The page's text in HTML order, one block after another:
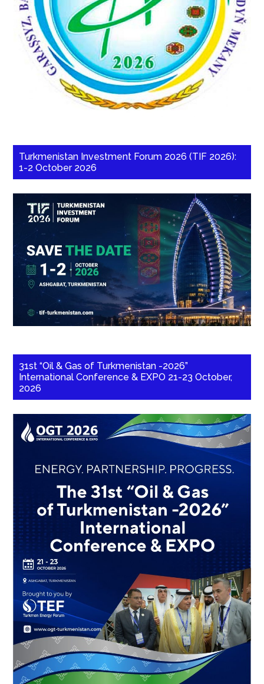
Turkmenistan Investment Forum 2026 (TIF 2026):
1-2 October 2026
31st “Oil & Gas of Turkmenistan -2026”
International Conference & EXPO 21-23 October,
2026